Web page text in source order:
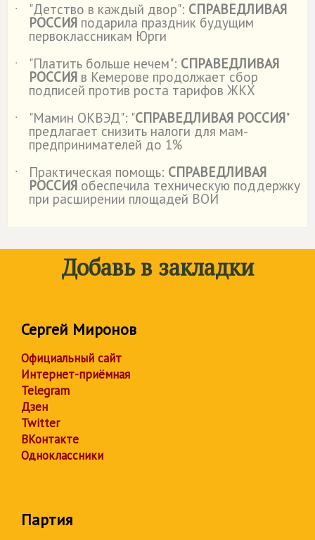
˙
"Детство в каждый двор": СПРАВЕДЛИВАЯ
РОССИЯ подарила праздник будущим
первоклассникам Юрги
˙
"Платить больше нечем": СПРАВЕДЛИВАЯ
РОССИЯ в Кемерове продолжает сбор
подписей против роста тарифов ЖКХ
˙
"Мамин ОКВЭД": "СПРАВЕДЛИВАЯ РОССИЯ"
предлагает снизить налоги для мам-
предпринимателей до 1%
˙
Практическая помощь: СПРАВЕДЛИВАЯ
РОССИЯ обеспечила техническую поддержку
при расширении площадей ВОИ
Добавь в закладки
Сергей Миронов
Официальный сайт
Интернет-приёмная
Telegram
Дзен
Twitter
ВКонтакте
Одноклассники
Партия